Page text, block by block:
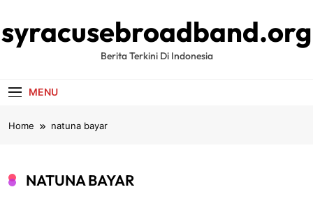
to
content
syracusebroadband.org
Berita Terkini Di Indonesia
MENU
Home natuna bayar
NATUNA BAYAR